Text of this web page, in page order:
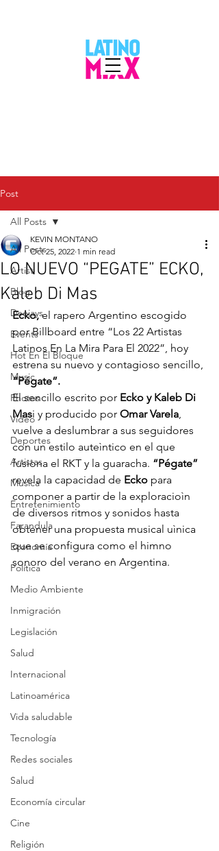
Post
All Posts
Artist
Blog
Deejays
Events
Hot En El Bloque
Music
Photos
Video
Deportes
Artistas
Musica
Entretenimiento
Farandula
Economía
Política
Medio Ambiente
Inmigración
Legislación
Salud
Internacional
Latinoamérica
Vida saludable
Tecnología
Redes sociales
Salud
Economía circular
Cine
Religión
All Posts
LO NUEVO “PEGATE” ECKO,
Kaleb Di Mas
KEVIN MONTANO
Oct 25, 2022 1 min read
Ecko, el rapero Argentino escogido
por Billboard entre “Los 22 Artistas
Latinos En La Mira Para El 2022”, hoy
estrena su nuevo y contagioso sencillo,
“Pégate”.
El sencillo escrito por Ecko y Kaleb Di
Masi y producido por Omar Varela,
vuelve a deslumbrar a sus seguidores
con un estilo auteìntico en el que
fusiona el RKT y la guaracha. “Pégate”
revela la capacidad de Ecko para
componer a partir de la exploracioìn
de diversos ritmos y sonidos hasta
obtener una propuesta musical uìnica
que se configura como el himno
sonoro del verano en Argentina.